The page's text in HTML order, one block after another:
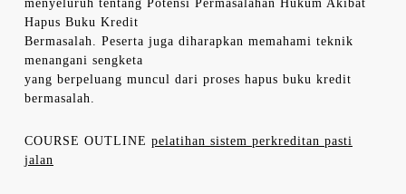
menyeluruh tentang Potensi Permasalahan Hukum Akibat
Hapus Buku Kredit
Bermasalah. Peserta juga diharapkan memahami teknik
menangani sengketa
yang berpeluang muncul dari proses hapus buku kredit
bermasalah.
COURSE OUTLINE pelatihan sistem perkreditan pasti
jalan